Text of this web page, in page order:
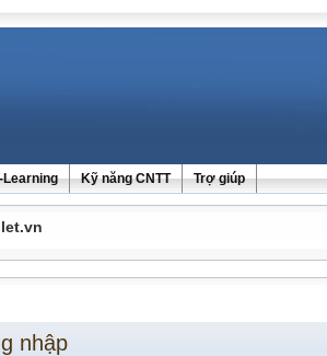
Learning Kỹ năng CNTT Trợ giúp
nhập